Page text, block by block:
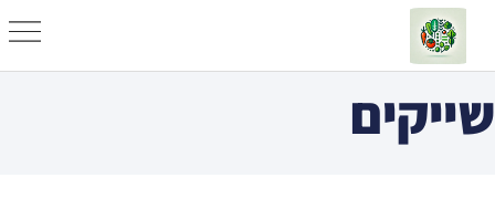
שייקים